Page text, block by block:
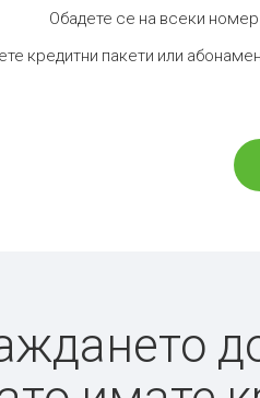
Обадете се на всеки
кредитни пакети или